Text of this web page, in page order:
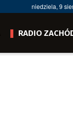
niedziela, 9
RADIO